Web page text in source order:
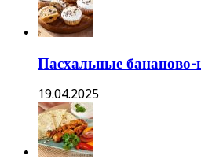
Пасхальные
19.04.2025